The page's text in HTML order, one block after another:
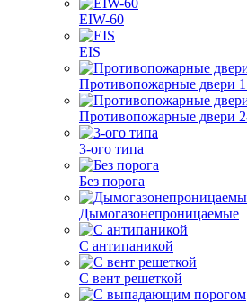
EIW-60
EIS
Противопожарные двери 1
Противопожарные двери
3-ого типа
Без порога
Дымогазонепроницаемые
С антипаникой
С вент решеткой